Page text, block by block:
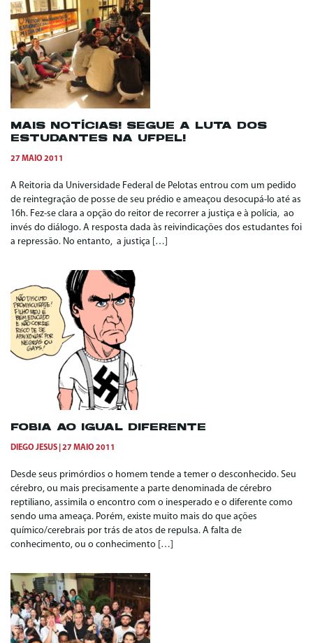
MAIS NOTÍCIAS! SEGUE A LUTA DOS
ESTUDANTES NA UFPEL!
27 MAIO 2011
A Reitoria da Universidade Federal de Pelotas entrou com um pedido
de reintegração de posse de seu prédio e ameaçou desocupá-lo até as
16h. Fez-se clara a opção do reitor de recorrer a justiça e à polícia, ao
invés do diálogo. A resposta dada às reivindicações dos estudantes foi
a repressão. No entanto, a justiça […]
FOBIA AO IGUAL DIFERENTE
DIEGO JESUS 27 MAIO 2011
Desde seus primórdios o homem tende a temer o desconhecido. Seu
cérebro, ou mais precisamente a parte denominada de cérebro
reptiliano, assimila o encontro com o inesperado e o diferente como
sendo uma ameaça. Porém, existe muito mais do que ações
químico/cerebrais por trás de atos de repulsa. A falta de
conhecimento, ou o conhecimento […]